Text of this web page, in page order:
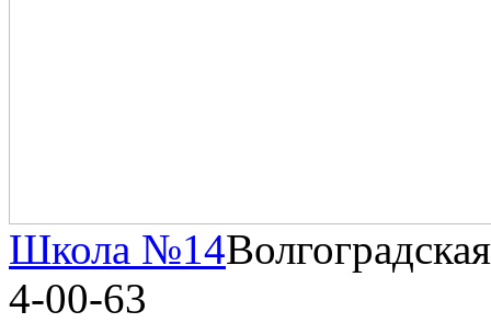
Школа №14
4-00-63